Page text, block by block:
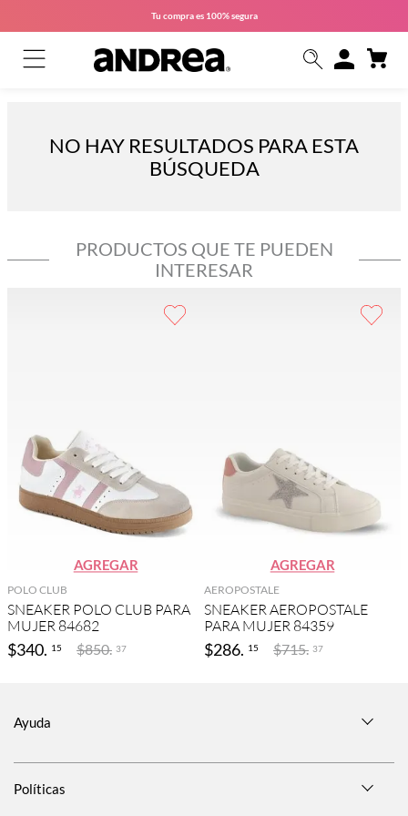
Tu compra es 100% segura
NO HAY RESULTADOS PARA ESTA
BÚSQUEDA
PRODUCTOS QUE TE PUEDEN
INTERESAR
AGREGAR
POLO CLUB
SNEAKER POLO CLUB PARA
MUJER 84682
$340. 15 $850. 37
AGREGAR
AEROPOSTALE
SNEAKER AEROPOSTALE
PARA MUJER 84359
$286. 15 $715. 37
Ayuda
Políticas